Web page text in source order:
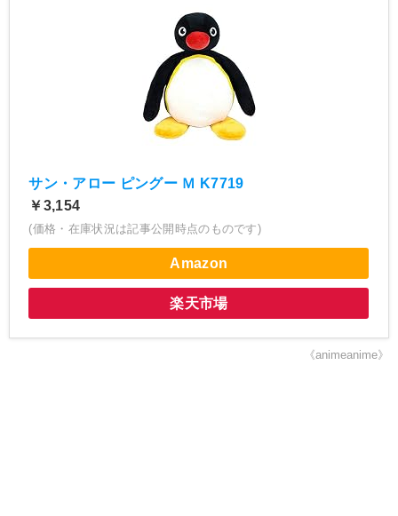
サン・アロー ピングー Ｍ K7719
￥3,154
(価格・在庫状況は記事公開時点のものです)
Amazon
楽天市場
《animeanime》